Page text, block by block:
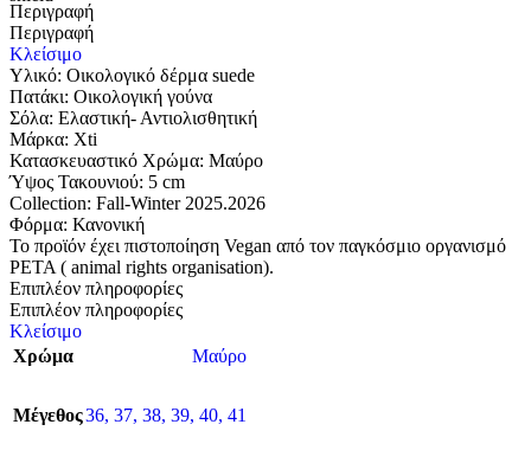
Περιγραφή
Περιγραφή
Κλείσιμο
Υλικό: Οικολογικό δέρμα suede
Πατάκι: Οικολογική γούνα
Σόλα: Eλαστική- Αντιολισθητική
Μάρκα: Xti
Κατασκευαστικό Χρώμα: Μαύρο
Ύψος Τακουνιού: 5 cm
Collection: Fall-Winter 2025.2026
Φόρμα: Κανονική
Το προϊόν έχει πιστοποίηση Vegan από τον παγκόσμιο οργανισμό
PETA ( animal rights organisation).
Επιπλέον πληροφορίες
Επιπλέον πληροφορίες
Κλείσιμο
Χρώμα
Μαύρο
Μέγεθος36, 37, 38, 39, 40, 41